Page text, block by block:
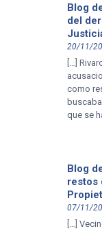
Blog
del
20/11/
[…]
como
que se
Blog
restos
07/11/
[…]